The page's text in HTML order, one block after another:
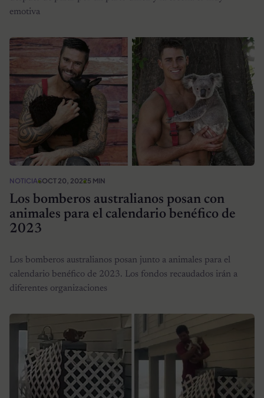
emotiva
NOTICIASOCT 20, 20225 MIN
Los bomberos australianos posan con
animales para el calendario benéfico de
2023
Los bomberos australianos posan junto a animales para el
calendario benéfico de 2023. Los fondos recaudados irán a
diferentes organizaciones